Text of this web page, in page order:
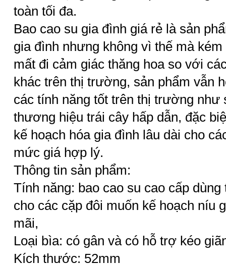
toàn tối đa.
Bao cao su gia đình giá rẻ là sản
gia đình nhưng không vì thế mà
mất đi cảm giác thăng hoa so với
khác trên thị trường, sản phẩm vẫn
các tính năng tốt trên thị trường như
thương hiệu trái cây hấp dẫn, đặc
kế hoạch hóa gia đình lâu dài cho
mức giá hợp lý.
Thông tin sản phẩm:
Tính năng: bao cao su cao cấp
cho các cặp đôi muốn kế hoạch níu
mãi,
Loại bìa: có gân và có hỗ trợ kéo
Kích thước: 52mm